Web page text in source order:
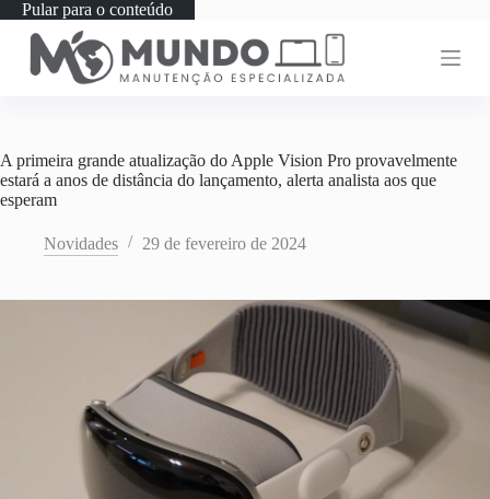
Pular para o conteúdo
A primeira grande atualização do Apple Vision Pro provavelmente
estará a anos de distância do lançamento, alerta analista aos que
esperam
Novidades 29 de fevereiro de 2024